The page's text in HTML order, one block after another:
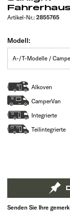
Artikel-Nr.: 2855765
Modell:
Alkoven
CamperVan
Integrierte
Teilintegrierte
Senden Sie Ihre